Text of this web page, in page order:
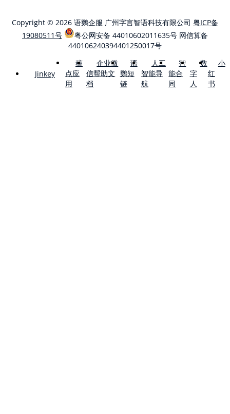
Copyright © 2026 语鹦企服 广州字言智语科技有限公司 粤ICP备
19080511号
粤公网安备 44010602011635号 网信算备
440106240394401250017号
Jinkey
稿
点应
用
企业微
信帮助文
档
语
鹦短
链
人工
智能导
航
智
能合
同
数
字
人
小
红
书